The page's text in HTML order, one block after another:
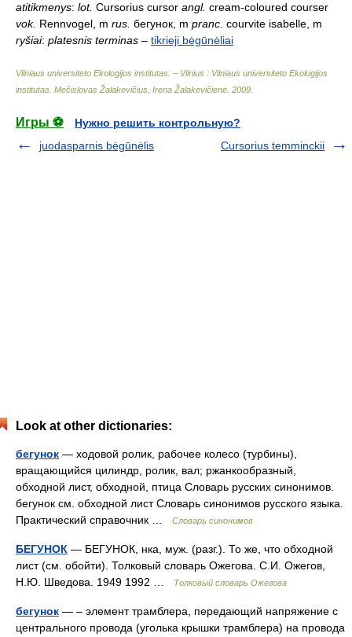
atitikmenys: lot. Cursorius cursor angl. cream-coloured courser
vok. Rennvogel, m rus. бегунок, m pranc. courvite isabelle, m
ryšiai: platesnis terminas – tikrieji bėgūnėliai
Vilniaus universiteto Ekologijos institutas. – Vilnius : Vilniaus universiteto Ekologijos
institutas Mečislovas Žalakevičius, Irena Žalakevičienė 2009
Игры ⚽
Нужно решить контрольную?
juodasparnis bėgūnėlis
Cursorius temminckii
Look at other dictionaries:
бегунок — ходовой ролик, рабочее колесо (турбины),
вращающийся цилиндр, ролик, вал; ржанкообразный,
обходной лист, обходной, птица Словарь русских синонимов.
бегунок см. обходной лист Словарь синонимов русского языка.
Практический справочник …
Словарь синонимов
БЕГУНОК — БЕГУНОК, нка, муж. (разг.). То же, что обходной
лист (см. обойти). Толковый словарь Ожегова. С.И. Ожегов,
Н.Ю. Шведова. 1949 1992 …
Толковый словарь Ожегова
бегунок — – элемент трамблера, передающий напряжение с
центрального провода (уголька крышки трамблера) на провода